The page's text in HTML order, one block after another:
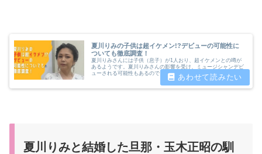
夏川りみの子供は超イケメン!?デビューの可能性に
ついても徹底調査！
夏川りみさんには子供（息子）が1人おり、超イケメンとの噂が
あるようです。夏川りみさんの影響を受け、ミュージシャンデビ
ューされる可能性もあるのでしょうか。今回は夏川りみさんの子
供について詳しく調査しました。
夏川りみと結婚した旦那・玉木正昭の馴